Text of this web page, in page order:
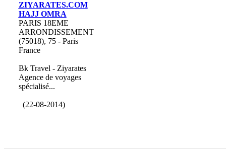
ZIYARATES.COM
HAJJ OMRA
PARIS 18EME
ARRONDISSEMENT
(75018), 75 - Paris
France
Bk Travel - Ziyarates
Agence de voyages
spécialisé...
(22-08-2014)